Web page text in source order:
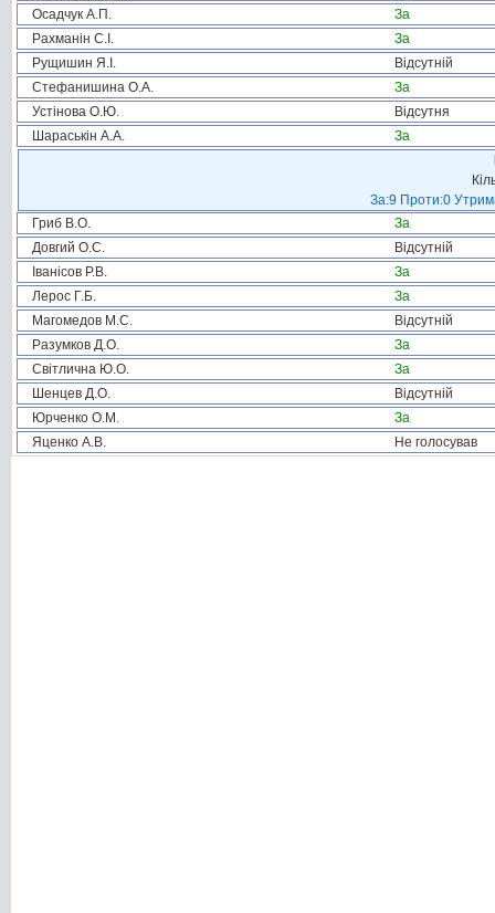
Осадчук А.П.
За
Рахманін С.І.
За
Рущишин Я.І.
Відсутній
Стефанишина О.А.
За
Устінова О.Ю.
Відсутня
Шараськін А.А.
За
За:9 Проти:0
Гриб В.О.
За
Довгий О.С.
Відсутній
Іванісов Р.В.
За
Лерос Г.Б.
За
Магомедов М.С.
Відсутній
Разумков Д.О.
За
Світлична Ю.О.
За
Шенцев Д.О.
Відсутній
Юрченко О.М.
За
Яценко А.В.
Не голосував